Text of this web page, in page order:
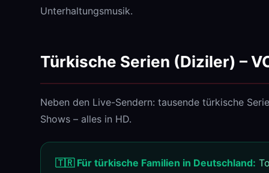
Unterhaltungsmusik.
Türkische Serien (Diziler) –
Neben den Live-Sendern: tausende türkische
Shows – alles in HD.
🇹🇷 Für türkische Familien in Deutschland: